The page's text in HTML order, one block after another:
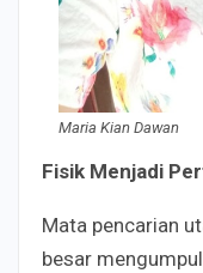
Maria Kian Dawan
Fisik Menjadi P
Mata pencarian
besar